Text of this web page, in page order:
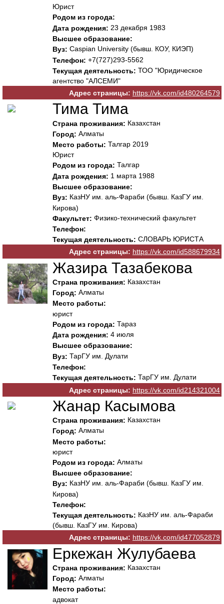
Юрист
Родом из города:
Дата рождения: 23 декабря 1983
Высшее образование:
Вуз: Caspian University (бывш. КОУ, КИЭП)
Телефон: +7(727)293-5562
Текущая деятельность: ТОО "Юридическое
агентство "АЛСЕМИ"
Адрес страницы: https://vk.com/id480264579
Тима Тима
Страна проживания: Казахстан
Город: Алматы
Место работы: Талгар 2019
Юрист
Родом из города: Талгар
Дата рождения: 1 марта 1988
Высшее образование:
Вуз: КазНУ им. аль-Фараби (бывш. КазГУ им.
Кирова)
Факультет: Физико-технический факультет
Телефон:
Текущая деятельность: СЛОВАРЬ ЮРИСТА
Адрес страницы: https://vk.com/id588679934
Жазира Тазабекова
Страна проживания: Казахстан
Город: Алматы
Место работы:
юрист
Родом из города: Тараз
Дата рождения: 4 июля
Высшее образование:
Вуз: ТарГУ им. Дулати
Телефон:
Текущая деятельность: ТарГУ им. Дулати
Адрес страницы: https://vk.com/id214321004
Жанар Касымова
Страна проживания: Казахстан
Город: Алматы
Место работы:
юрист
Родом из города: Алматы
Высшее образование:
Вуз: КазНУ им. аль-Фараби (бывш. КазГУ им.
Кирова)
Телефон:
Текущая деятельность: КазНУ им. аль-Фараби
(бывш. КазГУ им. Кирова)
Адрес страницы: https://vk.com/id477052879
Еркежан Жулубаева
Страна проживания: Казахстан
Город: Алматы
Место работы:
адвокат